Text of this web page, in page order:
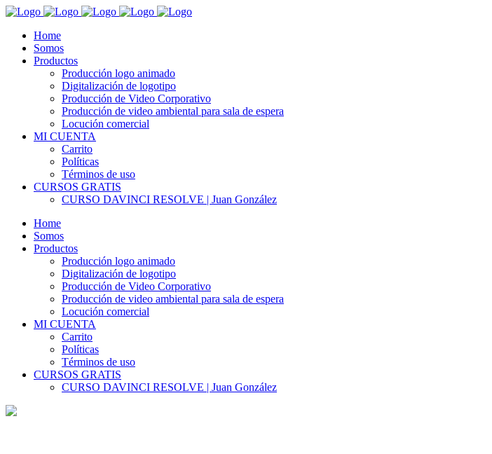
Home
Somos
Productos
Producción logo animado
Digitalización de logotipo
Producción de Video Corporativo
Producción de video ambiental para sala de espera
Locución comercial
MI CUENTA
Carrito
Políticas
Términos de uso
CURSOS GRATIS
CURSO DAVINCI RESOLVE | Juan González
Home
Somos
Productos
Producción logo animado
Digitalización de logotipo
Producción de Video Corporativo
Producción de video ambiental para sala de espera
Locución comercial
MI CUENTA
Carrito
Políticas
Términos de uso
CURSOS GRATIS
CURSO DAVINCI RESOLVE | Juan González